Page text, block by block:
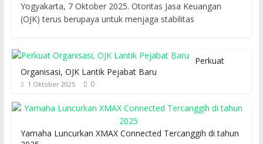
Yogyakarta, 7 Oktober 2025. Otoritas Jasa Keuangan
(OJK) terus berupaya untuk menjaga stabilitas
Perkuat
Organisasi, OJK Lantik Pejabat Baru
1 Oktober 2025 0
Yamaha Luncurkan XMAX Connected Tercanggih di tahun